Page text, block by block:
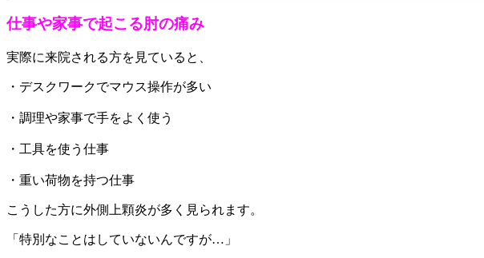
仕事や家事で起こる肘の痛み
実際に来院される方を見ていると、
・デスクワークでマウス操作が多い
・調理や家事で手をよく使う
・工具を使う仕事
・重い荷物を持つ仕事
こうした方に外側上顆炎が多く見られます。
「特別なことはしていないんですが…」